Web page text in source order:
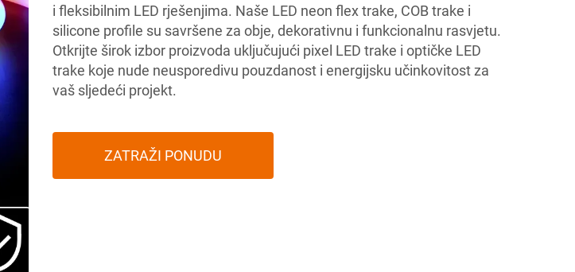
i fleksibilnim LED rješenjima. Naše LED neon flex trake, COB trake i
silicone profile su savršene za obje, dekorativnu i funkcionalnu rasvjetu.
Otkrijte širok izbor proizvoda uključujući pixel LED trake i optičke LED
trake koje nude neusporedivu pouzdanost i energijsku učinkovitost za
vaš sljedeći projekt.
ZATRAŽI PONUDU